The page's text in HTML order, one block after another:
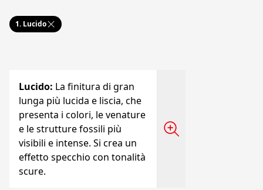
1. Lucido
Lucido: La finitura di gran
lunga più lucida e liscia, che
presenta i colori, le venature
e le strutture fossili più
visibili e intense. Si crea un
effetto specchio con tonalità
scure.